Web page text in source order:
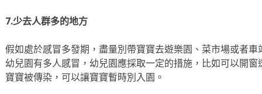
7.少去人群多的地方
假如處於感冒多發期，盡量別帶寶寶去遊樂園、菜市場或者
幼兒園有多人感冒，幼兒園應採取一定的措施，比如可以開
寶寶被傳染，可以讓寶寶暫時別入園。